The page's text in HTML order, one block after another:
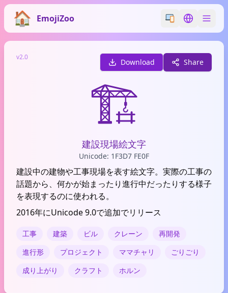
EmojiZoo Switch emoji
Switch
v2.0
Download Share
🏗️
建設現場絵文字
Unicode: 1F3D7 FE0F
建設中の建物や工事現場を表す絵文字。実際の工事の
話題から、何かが始まったり進行中だったりする様子
を表現するのに使われる。
2016年にUnicode 9.0で追加でリリース
工事 建築 ビル クレーン
再開発
進行形
プロジェクト ママチャリ
ごりごり
成り上がり
クラフト ホルン